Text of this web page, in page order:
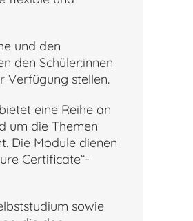
und den
den Schüler:innen
Verfügung stellen.
eine Reihe an
um die Themen
Die Module dienen
Certificate“-
sowie